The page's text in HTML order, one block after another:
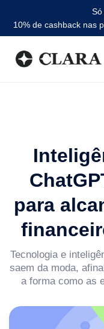
Só
10% de cashback nas
para
Tecnologia e
saem da moda,
a forma como as